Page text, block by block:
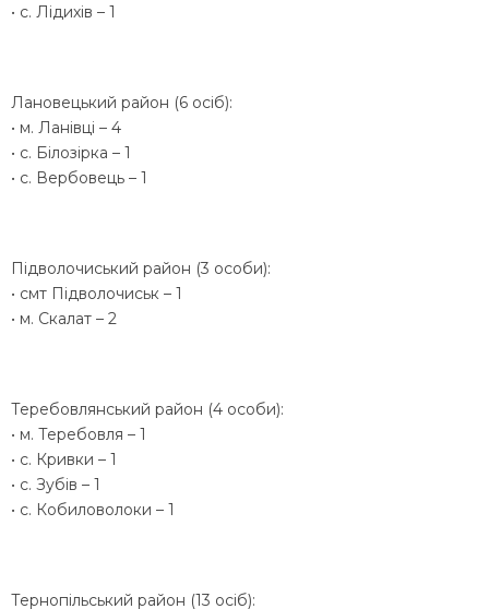
• с. Лідихів – 1
Лановецький район (6 осіб):
• м. Ланівці – 4
• с. Білозірка – 1
• с. Вербовець – 1
Підволочиський район (3 особи):
• смт Підволочиськ – 1
• м. Скалат – 2
Теребовлянський район (4 особи):
• м. Теребовля – 1
• с. Кривки – 1
• с. Зубів – 1
• с. Кобиловолоки – 1
Тернопільський район (13 осіб):